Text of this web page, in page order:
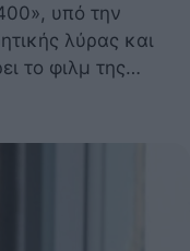
υπό την
λύρας και
το φιλμ της…